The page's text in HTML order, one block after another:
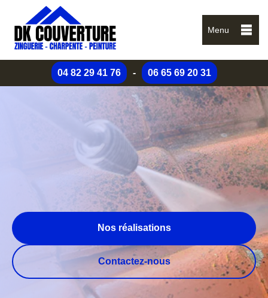
Menu
04 82 29 41 76 - 06 65 69 20 31
Nos réalisations
Contactez-nous